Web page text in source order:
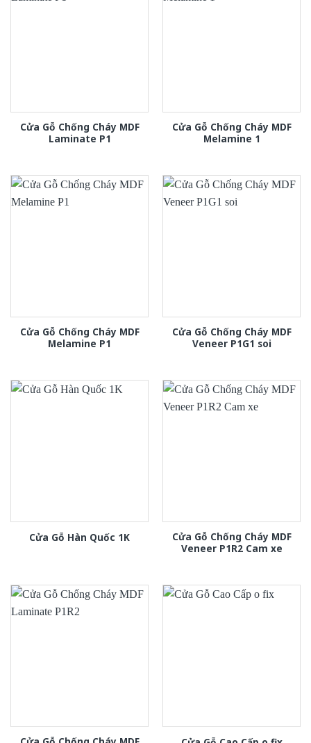
Cửa Gỗ Chống Cháy MDF
Laminate P1
Cửa Gỗ Chống Cháy MDF
Melamine 1
Cửa Gỗ Chống Cháy MDF
Melamine P1
Cửa Gỗ Chống Cháy MDF
Veneer P1G1 soi
Cửa Gỗ Hàn Quốc 1K
Cửa Gỗ Chống Cháy MDF
Veneer P1R2 Cam xe